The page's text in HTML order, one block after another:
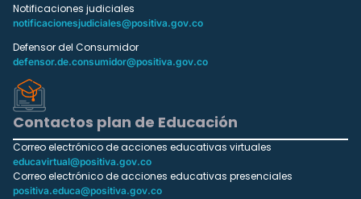
Notificaciones judiciales
notificacionesjudiciales@positiva.gov.co
Defensor del Consumidor
defensor.de.consumidor@positiva.gov.co
Contactos plan de Educación
Correo electrónico de acciones educativas virtuales
educavirtual@positiva.gov.co
Correo electrónico de acciones educativas presenciales
positiva.educa@positiva.gov.co